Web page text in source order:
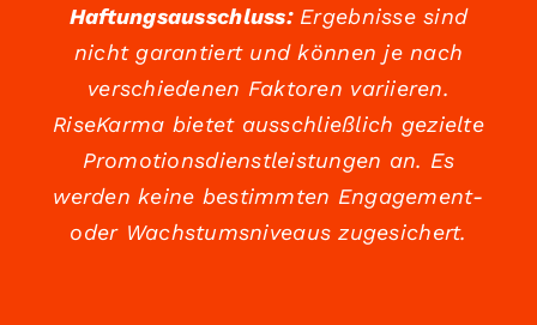
Haftungsausschluss:Ergebnisse sind
nicht garantiert und können je nach
verschiedenen Faktoren variieren.
RiseKarma bietet ausschließlich gezielte
Promotionsdienstleistungen an. Es
werden keine bestimmten Engagement-
oder Wachstumsniveaus zugesichert.